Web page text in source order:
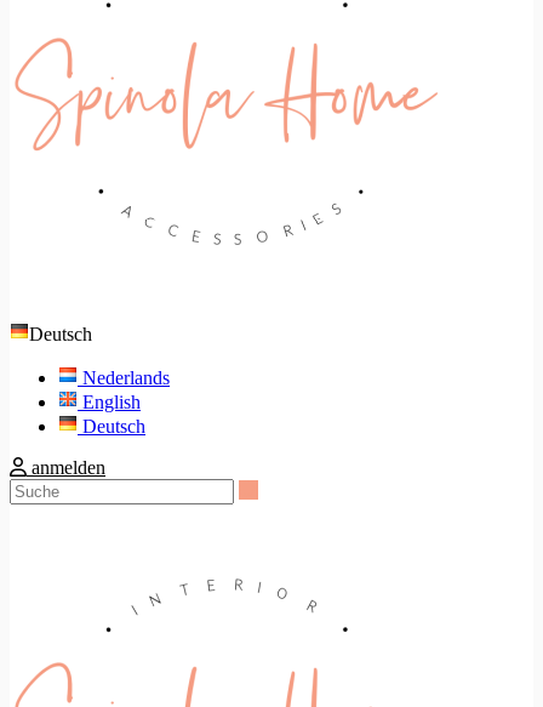
Deutsch
Nederlands
English
Deutsch
anmelden